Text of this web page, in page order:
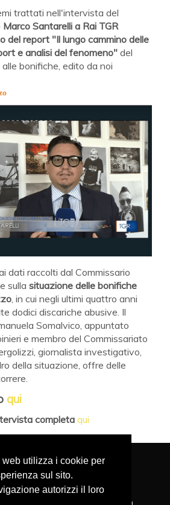
utilizza i cookie per
sul sito.
autorizzi il loro
trattati nell'intervista del
Marco Santarelli a Rai TGR
del report "Il lungo cammino delle
e analisi del fenomeno" del
bonifiche, edito da noi
dati raccolti dal Commissario
sulla situazione delle bonifiche
, in cui negli ultimi quattro anni
dodici discariche abusive. Il
Somalvico, appuntato
e membro del Commissariato
giornalista investigativo,
della situazione, offre delle
qui
completa qui